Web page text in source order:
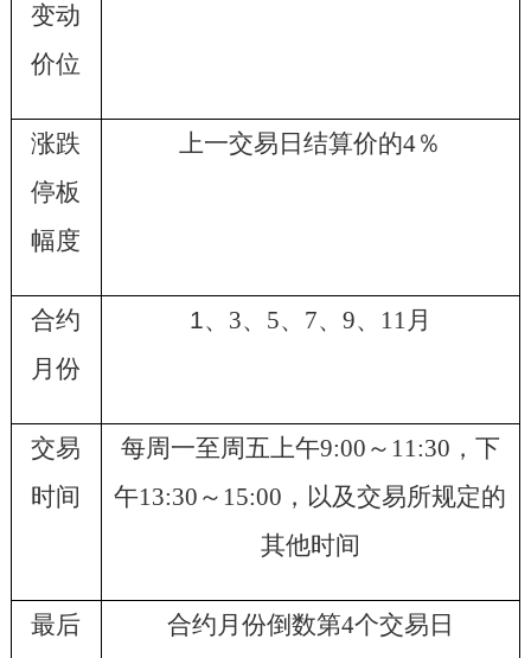
变动
价位
涨跌
停板
幅度
上一交易日结算价的4％
合约
月份
1、 3、 5、 7、 9、 11月
交易
时间
每周一至周五上午9:00 ～ 11:30 ，下
午13:30 ～ 15:00 ，以及交易所规定的
其他时间
最后
合约月份倒数第4个交易日